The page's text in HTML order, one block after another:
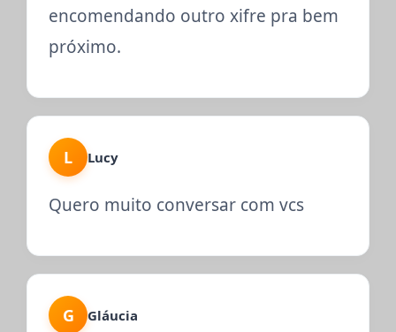
encomendando outro xifre pra bem
próximo.
L Lucy
Quero muito conversar com vcs
G Gláucia